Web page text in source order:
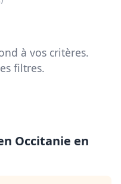
à vos critères.
filtres.
Occitanie en